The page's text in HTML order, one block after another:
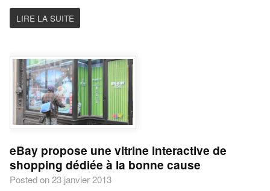
LIRE LA SUITE
eBay propose une vitrine interactive de
shopping dédiée à la bonne cause
Posted on 23 janvier 2013